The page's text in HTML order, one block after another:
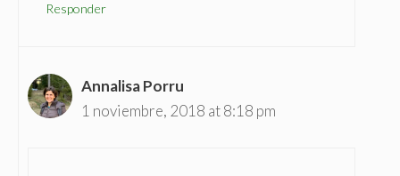
Responder
Annalisa Porru
1 noviembre, 2018 at 8:18 pm